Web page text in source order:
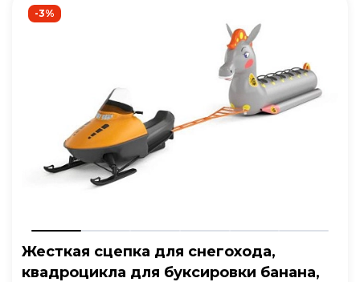
-3%
Жесткая сцепка для снегохода,
квадроцикла для буксировки банана,